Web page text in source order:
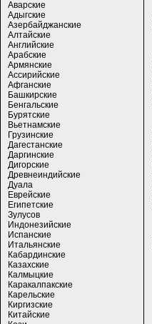
Аварские
Адыгские
Азербайджанские
Алтайские
Английские
Арабские
Армянские
Ассирийские
Афганские
Башкирские
Бенгальские
Бурятские
Вьетнамские
Грузинские
Дагестанские
Даргинские
Дигорские
Древнеиндийские
Дуала
Еврейские
Египетские
Зулусов
Индонезийские
Испанские
Итальянские
Кабардинские
Казахские
Калмыцкие
Каракалпакские
Карельские
Киргизские
Китайские